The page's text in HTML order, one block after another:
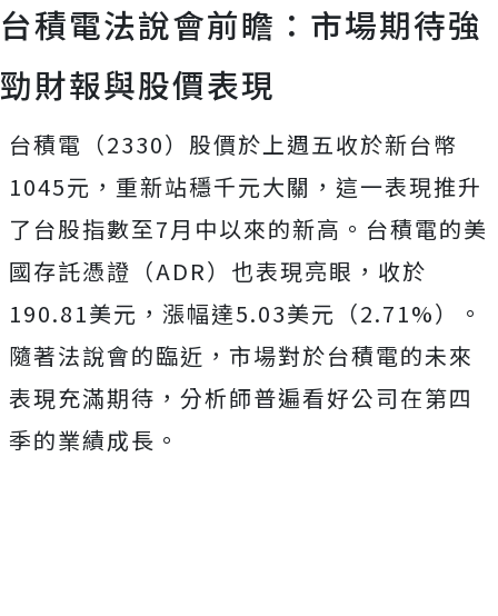
台積電法說會前瞻：市場期待強
勁財報與股價表現
台積電（2330）股價於上週五收於新台幣
1045元，重新站穩千元大關，這一表現推升
了台股指數至7月中以來的新高。台積電的美
國存託憑證（ADR）也表現亮眼，收於
190.81美元，漲幅達5.03美元（2.71%）。
隨著法說會的臨近，市場對於台積電的未來
表現充滿期待，分析師普遍看好公司在第四
季的業績成長。